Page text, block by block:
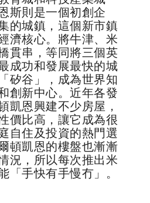
斯則是一個初創企
的城鎮，這個新市鎮
濟核心。將牛津、米
貫串，等同將三個英
成功和發展最快的城
矽谷」，成為世界知
創新中心。近年各發
凱恩興建不少房屋，
價比高，讓它成為很
自住及投資的熱門選
頓凱恩的樓盤也漸漸
況，所以每次推出米
「手快有手慢冇」。